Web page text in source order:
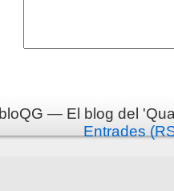
bloQG — El blog del
Entrades